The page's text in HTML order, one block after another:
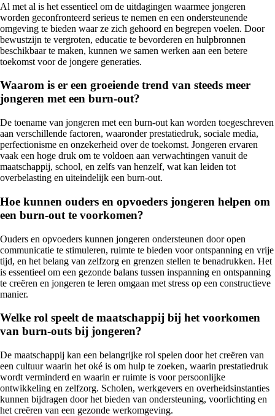
Al met al is het essentieel om de uitdagingen waarmee jongeren
worden geconfronteerd serieus te nemen en een ondersteunende
omgeving te bieden waar ze zich gehoord en begrepen voelen. Door
bewustzijn te vergroten, educatie te bevorderen en hulpbronnen
beschikbaar te maken, kunnen we samen werken aan een betere
toekomst voor de jongere generaties.
Waarom is er een groeiende trend van steeds meer
jongeren met een burn-out?
De toename van jongeren met een burn-out kan worden toegeschreven
aan verschillende factoren, waaronder prestatiedruk, sociale media,
perfectionisme en onzekerheid over de toekomst. Jongeren ervaren
vaak een hoge druk om te voldoen aan verwachtingen vanuit de
maatschappij, school, en zelfs van henzelf, wat kan leiden tot
overbelasting en uiteindelijk een burn-out.
Hoe kunnen ouders en opvoeders jongeren helpen om
een burn-out te voorkomen?
Ouders en opvoeders kunnen jongeren ondersteunen door open
communicatie te stimuleren, ruimte te bieden voor ontspanning en vrije
tijd, en het belang van zelfzorg en grenzen stellen te benadrukken. Het
is essentieel om een gezonde balans tussen inspanning en ontspanning
te creëren en jongeren te leren omgaan met stress op een constructieve
manier.
Welke rol speelt de maatschappij bij het voorkomen
van burn-outs bij jongeren?
De maatschappij kan een belangrijke rol spelen door het creëren van
een cultuur waarin het oké is om hulp te zoeken, waarin prestatiedruk
wordt verminderd en waarin er ruimte is voor persoonlijke
ontwikkeling en zelfzorg. Scholen, werkgevers en overheidsinstanties
kunnen bijdragen door het bieden van ondersteuning, voorlichting en
het creëren van een gezonde werkomgeving.